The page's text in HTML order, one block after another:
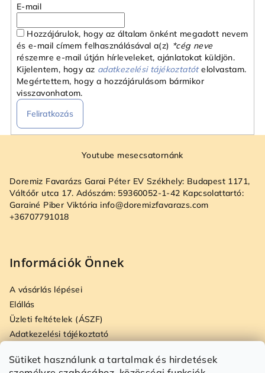
Sütiket használunk a tartalmak és hirdetések
E-mail
Hozzájárulok, hogy az általam önként megadott nevem
és e-mail címem felhasználásával a(z) *cég neve
részemre e-mail útján hírleveleket, ajánlatokat küldjön.
Kijelentem, hogy az adatkezelési tájékoztatót elolvastam.
Megértettem, hogy a hozzájárulásom bármikor
visszavonhatom.
Feliratkozás
Youtube mesecsatornánk
Doremiz Favarázs Garai Péter EV Székhely: Budapest 1171,
Váltóőr utca 17. Adószám: 59360052-1-42 Kapcsolattartó:
Garainé Piber Viktória info@doremizfavarazs.com
+36707791018
Információk Önnek
A vásárlás lépései
Elállás
Üzleti feltételek (ÁSZF)
Adatkezelési tájékoztató
Jogi nyilatkozat